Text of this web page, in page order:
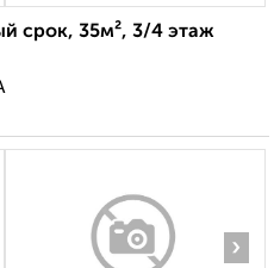
срок, 35м², 3/4 этаж
›